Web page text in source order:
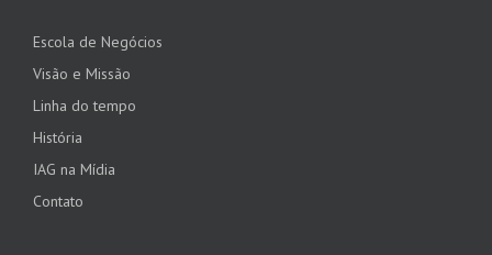
Escola de Negócios
Visão e Missão
Linha do tempo
História
IAG na Mídia
Contato